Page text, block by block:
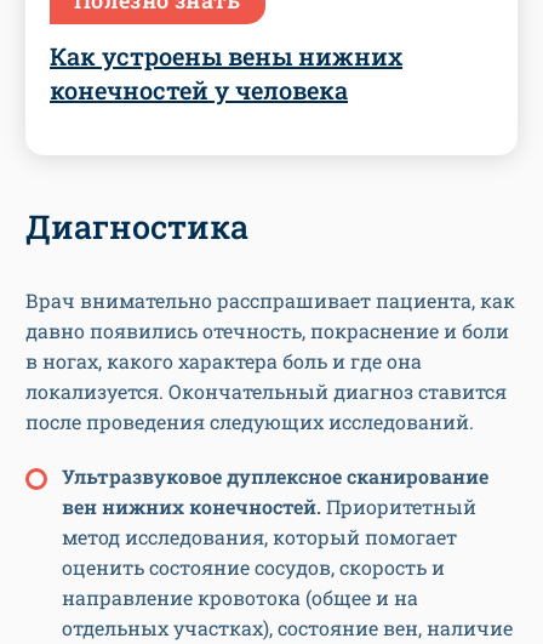
Как устроены вены нижних
конечностей у человека
Диагностика
Врач внимательно расспрашивает пациента, как
давно появились отечность, покраснение и боли
в ногах, какого характера боль и где она
локализуется. Окончательный диагноз ставится
после проведения следующих исследований.
Ультразвуковое дуплексное сканирование
вен нижних конечностей.Приоритетный
метод исследования, который помогает
оценить состояние сосудов, скорость и
направление кровотока (общее и на
отдельных участках), состояние вен, наличие